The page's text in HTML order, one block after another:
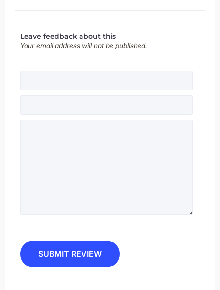
Leave feedback about this
Your email address will not be published.